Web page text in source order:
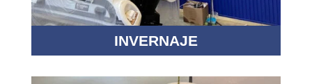
INVERNAJE